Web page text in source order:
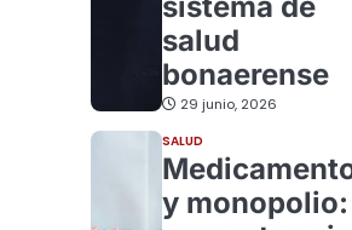
salud
bonaerense
29 junio, 2026
SALUD
y monopolio: